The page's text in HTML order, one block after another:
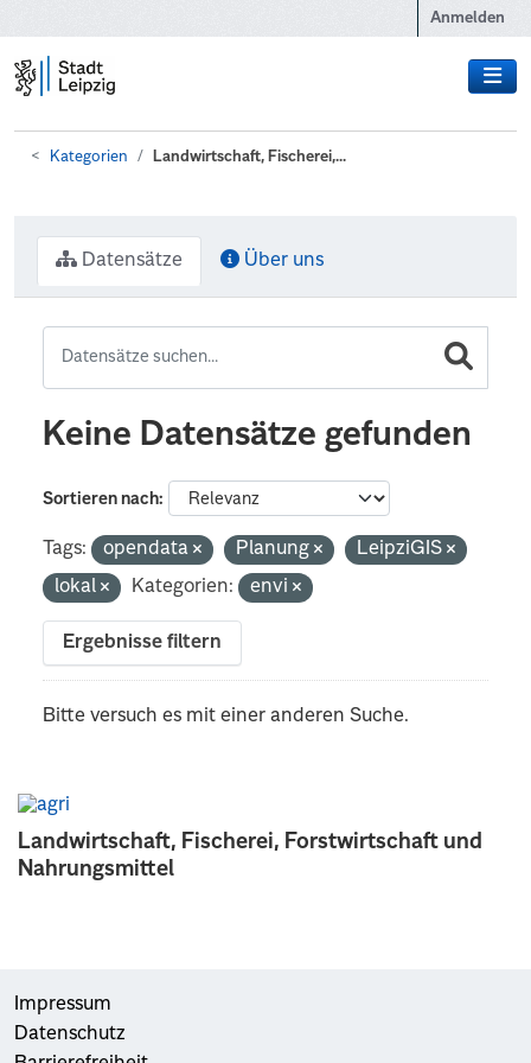
Anmelden
Kategorien Landwirtschaft, Fischerei,...
Landwirtschaft, Fischerei, Forstwirtschaft und
Nahrungsmittel
Datensätze Über uns
Keine Datensätze gefunden
Sortieren nach
Tags: opendata Planung
LeipziGIS
lokal
Kategorien: envi
Ergebnisse filtern
Bitte versuch es mit einer anderen Suche.
Impressum
Datenschutz